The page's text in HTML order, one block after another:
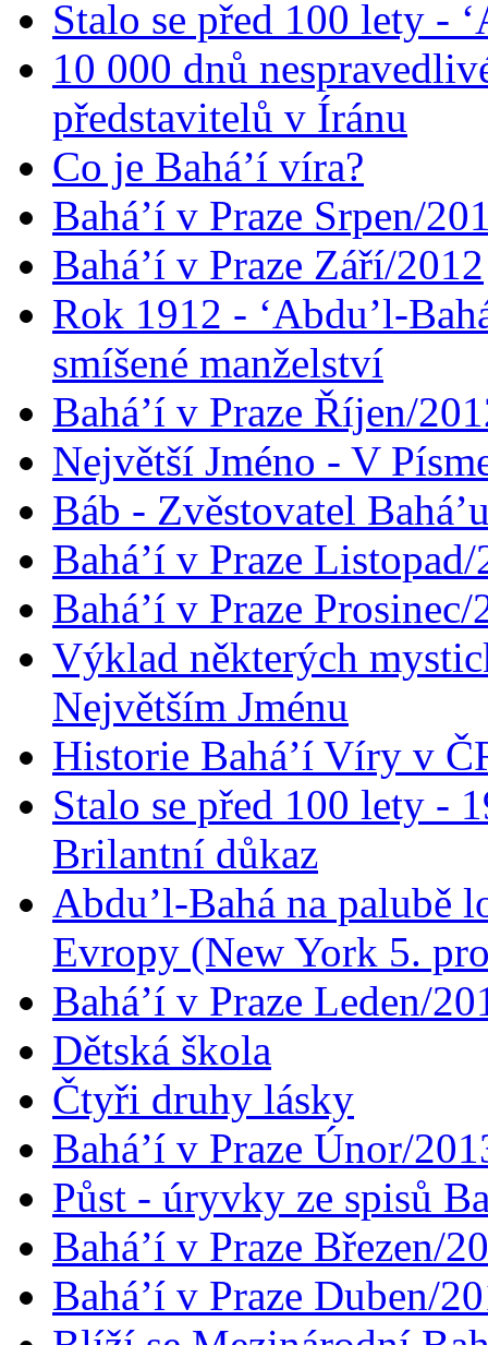
Stalo se před 100 lety -
10 000 dnů
představitelů v Íránu
Co je Bahá’í víra?
Bahá’í v Praze Srpen/
Bahá’í v Praze Září/2012
Rok 1912 - ‘Abdu’l-
smíšené manželství
Bahá’í v Praze Říjen/
Největší Jméno - V
Báb - Zvěstovatel
Bahá’í v Praze
Bahá’í v Praze Prosinec/
Výklad některých
Největším Jménu
Historie Bahá’í Víry v
Stalo se před 100 lety -
Brilantní důkaz
Abdu’l-Bahá na palubě
Evropy (New York 5.
Bahá’í v Praze Leden/
Dětská škola
Čtyři druhy lásky
Bahá’í v Praze Únor/
Půst - úryvky ze spisů
Bahá’í v Praze Březen/
Bahá’í v Praze Duben/